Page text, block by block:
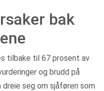
bak
tilbake til 67 prosent av
og brudd på
seg om sjåføren som